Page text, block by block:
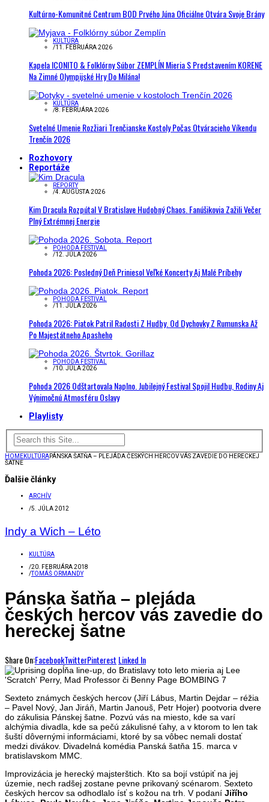
Kultúrno-Komunitné Centrum BOD Prvého Júna Oficiálne Otvára Svoje Brány
KULTÚRA
/11. FEBRUÁRA 2026
Kapela ICONITO & Folklórny Súbor ZEMPLÍN Mieria S Predstavením KORENE
Na Zimné Olympijské Hry Do Milána!
KULTÚRA
/8. FEBRUÁRA 2026
Svetelné Umenie Rozžiari Trenčianske Kostoly Počas Otváracieho Víkendu
Trenčín 2026
Rozhovory
Reportáže
REPORTY
/4. AUGUSTA 2026
Kim Dracula Rozpútal V Bratislave Hudobný Chaos. Fanúšikovia Zažili Večer
Plný Extrémnej Energie
POHODA FESTIVAL
/12. JÚLA 2026
Pohoda 2026: Posledný Deň Priniesol Veľké Koncerty Aj Malé Príbehy
POHODA FESTIVAL
/11. JÚLA 2026
Pohoda 2026: Piatok Patril Radosti Z Hudby. Od Dychovky Z Rumunska Až
Po Majestátneho Apasheho
POHODA FESTIVAL
/10. JÚLA 2026
Pohoda 2026 Odštartovala Naplno. Jubilejný Festival Spojil Hudbu, Rodiny Aj
Výnimočnú Atmosféru Oslavy
Playlisty
HOMEKULTÚRAPÁNSKA ŠATŇA – PLEJÁDA ČESKÝCH HERCOV VÁS ZAVEDIE DO HERECKEJ
ŠATNE
Ďalšie články
ARCHÍV
/5. JÚLA 2012
Indy a Wich – Léto
KULTÚRA
/20. FEBRUÁRA 2018
/TOMÁŠ ORMANDY
Pánska šatňa – plejáda
českých hercov vás zavedie do
hereckej šatne
Share On:FacebookTwitterPinterest Linked In
Sexteto známych českých hercov (Jiří Lábus, Martin Dejdar – réžia
– Pavel Nový, Jan Jiráň, Martin Janouš, Petr Hojer) pootvoria dvere
do zákulisia Pánskej šatne. Pozvú vás na miesto, kde sa varí
alchýmia divadla, kde sa pečú zákulisné ťahy, a v ktorom to len tak
šuští dôvernými informáciami, ktoré by sa vôbec nemali dostať
medzi divákov. Divadelná komédia Panská šatňa 15. marca v
bratislavskom MMC.
Improvizácia je herecký majsterštich. Kto sa bojí vstúpiť na jej
územie, nech radšej zostane pevne prikovaný scénarom. Sexteto
českých hercov sa odhodlalo ísť s kožou na trh. V podaní Jiřího